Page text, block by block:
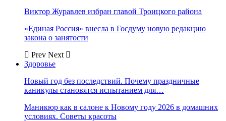
Виктор Журавлев избран главой Троицкого района
«Единая Россия» внесла в Госдуму новую редакцию
закона о занятости
Prev Next
Здоровье
Новый год без последствий. Почему праздничные
каникулы становятся испытанием для…
Маникюр как в салоне к Новому году 2026 в домашних
условиях. Советы красоты